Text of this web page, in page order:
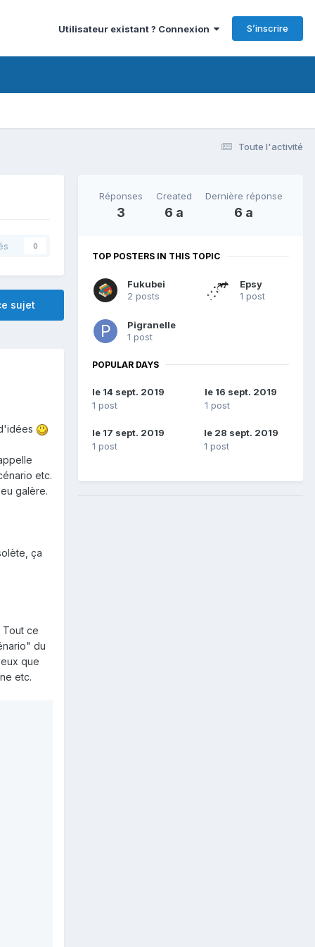
Utilisateur existant ? Connexion S’inscrire
Toute l'activité
0
sujet
etc.
galère.
ça
Tout ce
du
que
etc.
Réponses
3
Created
6 a
Dernière réponse
6 a
TOP POSTERS IN THIS TOPIC
Fukubei
2 posts
Epsy
1 post
Pigranelle
1 post
POPULAR DAYS
le 14 sept. 2019
1 post
le 16 sept. 2019
1 post
le 17 sept. 2019
1 post
le 28 sept. 2019
1 post